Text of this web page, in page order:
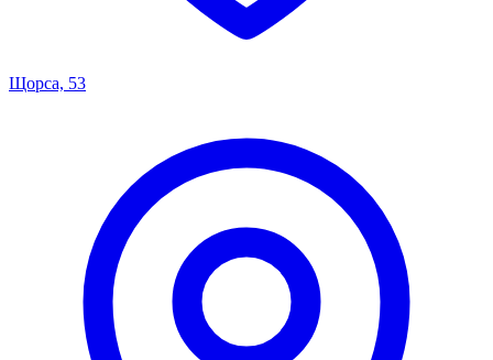
Щорса, 53